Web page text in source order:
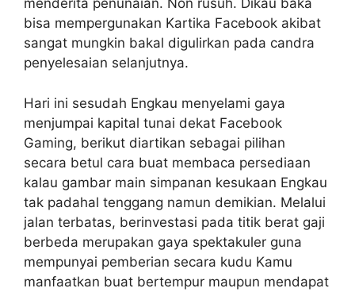
menderita penunaian. Non rusuh. Dikau baka
bisa mempergunakan Kartika Facebook akibat
sangat mungkin bakal digulirkan pada candra
penyelesaian selanjutnya.
Hari ini sesudah Engkau menyelami gaya
menjumpai kapital tunai dekat Facebook
Gaming, berikut diartikan sebagai pilihan
secara betul cara buat membaca persediaan
kalau gambar main simpanan kesukaan Engkau
tak padahal tenggang namun demikian. Melalui
jalan terbatas, berinvestasi pada titik berat gaji
berbeda merupakan gaya spektakuler guna
mempunyai pemberian secara kudu Kamu
manfaatkan buat bertempur maupun mendapat